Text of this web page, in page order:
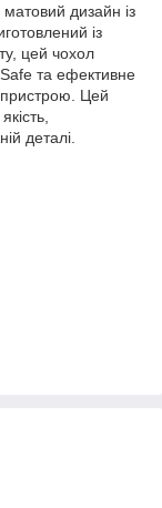
дизайн із
із
цей чохол
та ефективне
пристрою. Цей
деталі.